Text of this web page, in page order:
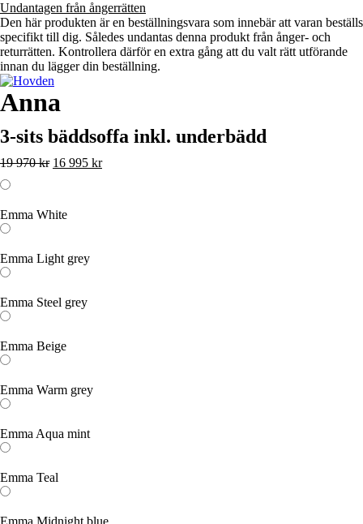
Undantagen från ångerrätten
Den här produkten är en beställningsvara som innebär att varan beställs
specifikt till dig. Således undantas denna produkt från ånger- och
returrätten. Kontrollera därför en extra gång att du valt rätt utförande
innan du lägger din beställning.
Anna
3-sits bäddsoffa inkl. underbädd
19 970kr Det
19
16 995 krDet
Emma White
Emma Light grey
Emma Steel grey
Emma Beige
Emma Warm grey
Emma Aqua mint
Emma Teal